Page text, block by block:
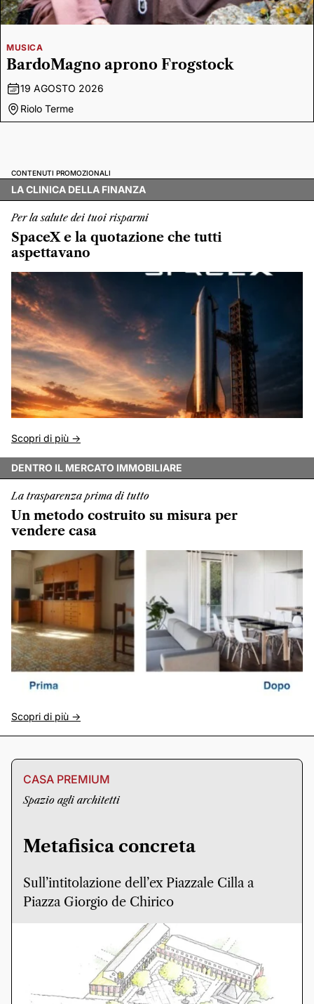
MUSICA
BardoMagno aprono Frogstock
19 AGOSTO 2026
Riolo Terme
CONTENUTI PROMOZIONALI
LA CLINICA DELLA FINANZA
Per la salute dei tuoi risparmi
SpaceX e la quotazione che tutti
aspettavano
Scopri di più ->
DENTRO IL MERCATO IMMOBILIARE
La trasparenza prima di tutto
Un metodo costruito su misura per
vendere casa
Scopri di più ->
CASA PREMIUM
Spazio agli architetti
Metafisica concreta
Sull’intitolazione dell’ex Piazzale Cilla a
Piazza Giorgio de Chirico